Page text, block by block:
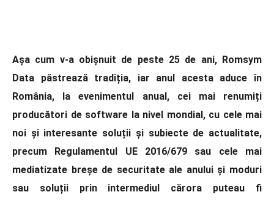
Așa cum v-a obișnuit de peste 25 de ani, Romsym
Data păstrează tradiția, iar anul acesta aduce în
România, la evenimentul anual, cei mai renumiți
producători de software la nivel mondial, cu cele mai
noi și interesante soluții și subiecte de actualitate,
precum Regulamentul UE 2016/679 sau cele mai
mediatizate breșe de securitate ale anului și moduri
sau soluții prin intermediul cărora puteau fi